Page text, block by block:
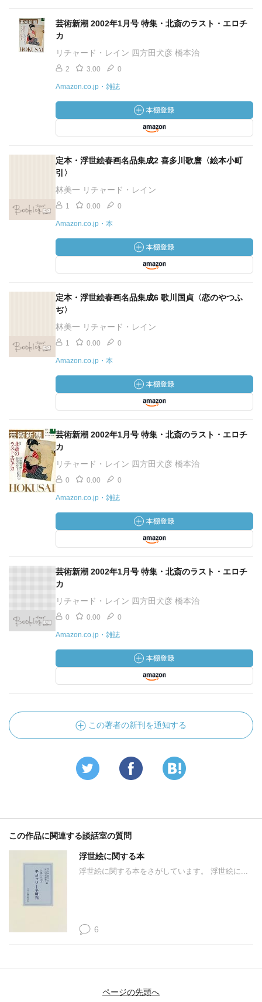
芸術新潮 2002年1月号 特集・北斎のラスト・エロチ
カ
リチャード・レイン 四方田犬彦 橋本治
2 3.00 0
Amazon.co.jp・雑誌
定本・浮世絵春画名品集成2 喜多川歌麿〈絵本小町
引〉
林美一 リチャード・レイン
1 0.00 0
Amazon.co.jp・本
定本・浮世絵春画名品集成6 歌川国貞〈恋のやつふ
ぢ〉
林美一 リチャード・レイン
1 0.00 0
Amazon.co.jp・本
芸術新潮 2002年1月号 特集・北斎のラスト・エロチ
カ
リチャード・レイン 四方田犬彦 橋本治
0 0.00 0
Amazon.co.jp・雑誌
芸術新潮 2002年1月号 特集・北斎のラスト・エロチ
カ
リチャード・レイン 四方田犬彦 橋本治
0 0.00 0
Amazon.co.jp・雑誌
この著者の新刊を通知する
この作品に関連する談話室の質問
浮世絵に関する本
浮世絵に関する本をさがしています。 浮世絵に...
6
ページの先頭へ